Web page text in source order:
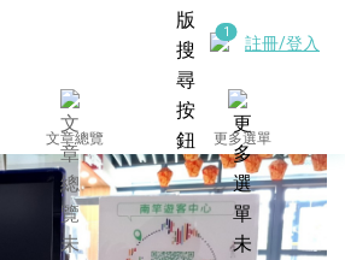
註冊/登入
文章總覽 更多選單